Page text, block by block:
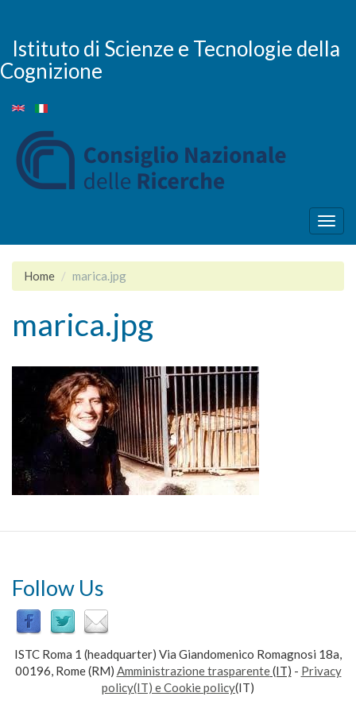
main
content
Istituto di Scienze e Tecnologie della
Cognizione
Home marica.jpg
marica.jpg
Follow Us
ISTC Roma 1 (headquarter) Via Giandomenico Romagnosi 18a,
00196, Rome (RM) Amministrazione trasparente(IT) - Privacy
policy(IT) e Cookie policy(IT)